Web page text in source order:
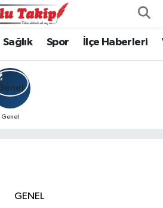
Sağlık Spor İlçe Haberleri
Genel
GENEL